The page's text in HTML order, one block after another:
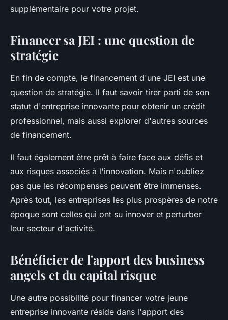
supplémentaire pour votre projet.
Financer sa JEI : une question de
stratégie
En fin de compte, le financement d'une JEI est une
question de stratégie. Il faut savoir tirer parti de son
statut d'entreprise innovante pour obtenir un crédit
professionnel, mais aussi explorer d'autres sources
de financement.
Il faut également être prêt à faire face aux défis et
aux risques associés à l'innovation. Mais n'oubliez
pas que les récompenses peuvent être immenses.
Après tout, les entreprises les plus prospères de notre
époque sont celles qui ont su innover et perturber
leur secteur d'activité.
Bénéficier de l'apport des business
angels et du capital risque
Une autre possibilité pour financer votre jeune
entreprise innovante réside dans l'apport des